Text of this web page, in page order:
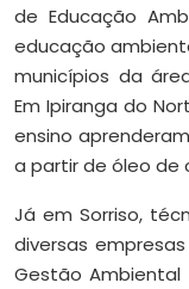
de Educação
educação
municípios da
Em Ipiranga do
ensino
a partir de óleo de
Já em Sorriso,
diversas
Gestão Ambiental